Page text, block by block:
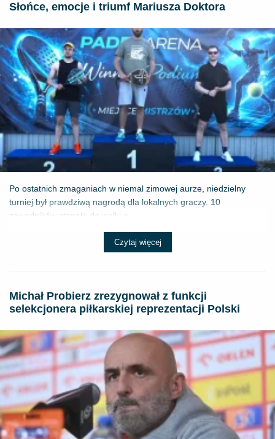
Słońce, emocje i triumf Mariusza Doktora
Po ostatnich zmaganiach w niemal zimowej aurze, niedzielny
turniej był prawdziwą nagrodą dla lokalnych graczy. 10
zawodników stanęło do walki o ...
Czytaj więcej
Michał Probierz zrezygnował z funkcji
selekcjonera piłkarskiej reprezentacji Polski